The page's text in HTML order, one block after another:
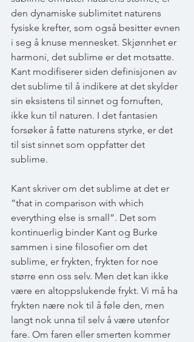
den dynamiske sublimitet naturens
fysiske krefter, som også besitter evnen
i seg å knuse mennesket. Skjønnhet er
harmoni, det sublime er det motsatte.
Kant modifiserer siden definisjonen av
det sublime til å indikere at det skylder
sin eksistens til sinnet og fornuften,
ikke kun til naturen. I det fantasien
forsøker å fatte naturens styrke, er det
til sist sinnet som oppfatter det
sublime.
Kant skriver om det sublime at det er
”that in comparison with which
everything else is small”. Det som
kontinuerlig binder Kant og Burke
sammen i sine filosofier om det
sublime, er frykten, frykten for noe
større enn oss selv. Men det kan ikke
være en altoppslukende frykt. Vi må ha
frykten nære nok til å føle den, men
langt nok unna til selv å være utenfor
fare. Om faren eller smerten kommer